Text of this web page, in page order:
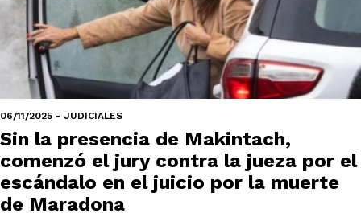
06/11/2025 - JUDICIALES
Sin la presencia de Makintach,
comenzó el jury contra la jueza por el
escándalo en el juicio por la muerte
de Maradona